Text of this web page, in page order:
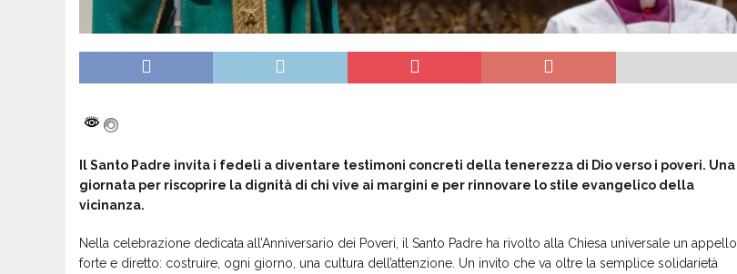
Il Santo Padre invita i fedeli a diventare testimoni concreti della tenerezza di Dio verso i poveri. Una
giornata per riscoprire la dignità di chi vive ai margini e per rinnovare lo stile evangelico della
vicinanza.
Nella celebrazione dedicata all’Anniversario dei Poveri, il Santo Padre ha rivolto alla Chiesa universale un appello
forte e diretto: costruire, ogni giorno, una cultura dell’attenzione. Un invito che va oltre la semplice solidarietà